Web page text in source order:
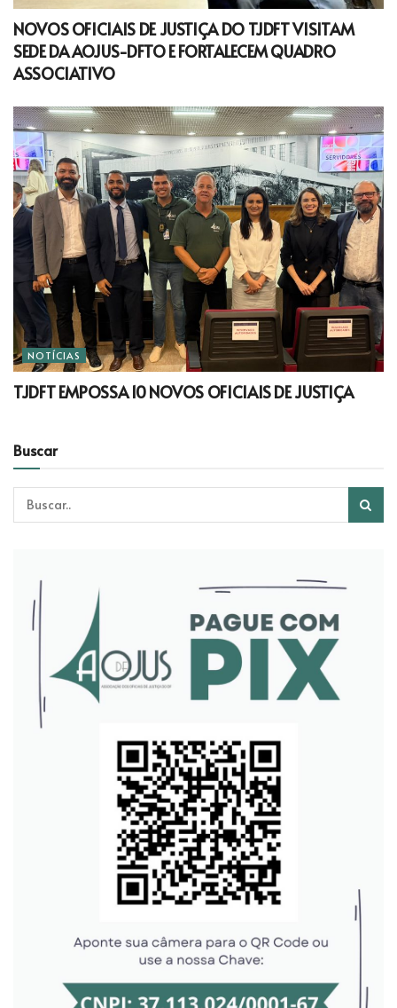
NOVOS OFICIAIS DE JUSTIÇA DO TJDFT VISITAM
SEDE DA AOJUS-DFTO E FORTALECEM QUADRO
ASSOCIATIVO
NOTÍCIAS
TJDFT EMPOSSA 10 NOVOS OFICIAIS DE JUSTIÇA
Buscar